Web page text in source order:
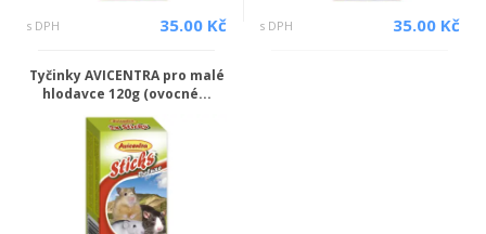
s DPH 35.00 Kč s DPH 35.00 Kč
Tyčinky AVICENTRA pro malé
hlodavce 120g (ovocné...